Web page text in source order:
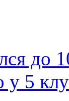
до
у 5